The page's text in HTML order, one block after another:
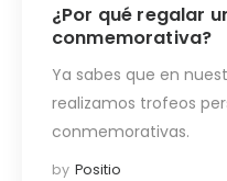
¿Por qué regalar
conmemorativa?
Ya sabes que en
realizamos trofeos
conmemorativas.
by Positio